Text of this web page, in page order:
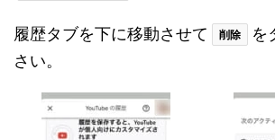
履歴タブを下に移動させて 削除
を
さい。